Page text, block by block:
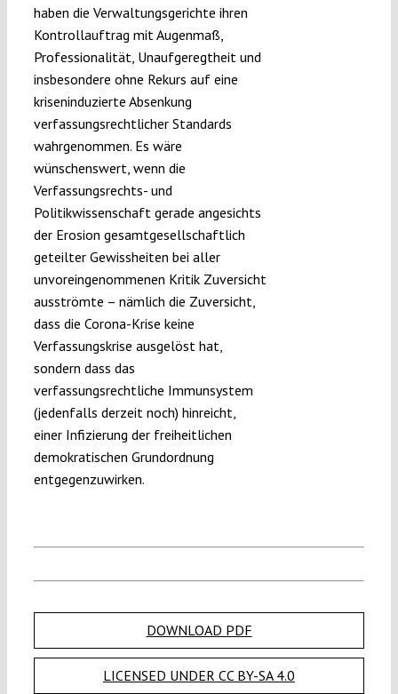
haben die Verwaltungsgerichte ihren
Kontrollauftrag mit Augenmaß,
Professionalität, Unaufgeregtheit und
insbesondere ohne Rekurs auf eine
kriseninduzierte Absenkung
verfassungsrechtlicher Standards
wahrgenommen. Es wäre
wünschenswert, wenn die
Verfassungsrechts- und
Politikwissenschaft gerade angesichts
der Erosion gesamtgesellschaftlich
geteilter Gewissheiten bei aller
unvoreingenommenen Kritik Zuversicht
ausströmte – nämlich die Zuversicht,
dass die Corona-Krise keine
Verfassungskrise ausgelöst hat,
sondern dass das
verfassungsrechtliche Immunsystem
(jedenfalls derzeit noch) hinreicht,
einer Infizierung der freiheitlichen
demokratischen Grundordnung
entgegenzuwirken.
DOWNLOAD PDF
LICENSED UNDER CC BY-SA 4.0